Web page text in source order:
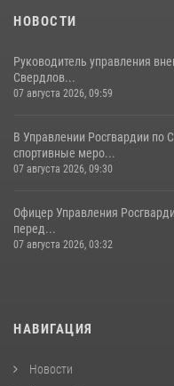
НОВОСТИ
Руководитель управления
Свердлов...
07 августа 2026, 09:59
В Управлении Росгвардии по
спортивные меро...
07 августа 2026, 09:30
Офицер Управления
перед...
07 августа 2026, 03:32
НАВИГАЦИЯ
Новости